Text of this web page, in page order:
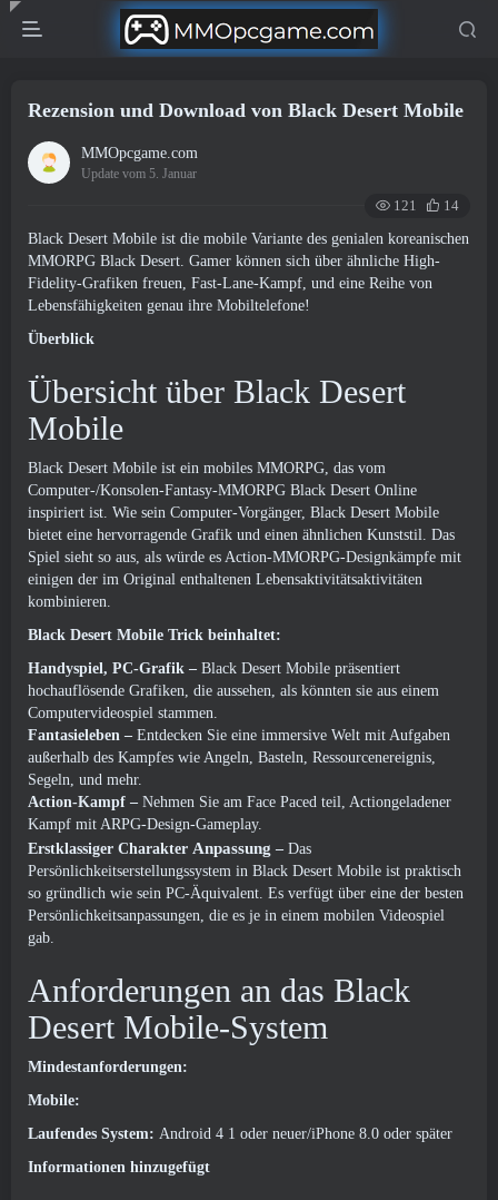
Rezension und Download von Black Desert Mobile
MMOpcgame.com
Update vom 5. Januar
121
14
Black Desert Mobile ist die mobile Variante des genialen koreanischen
MMORPG Black Desert. Gamer können sich über ähnliche High-
Fidelity-Grafiken freuen, Fast-Lane-Kampf, und eine Reihe von
Lebensfähigkeiten genau ihre Mobiltelefone!
Überblick
Übersicht über Black Desert
Mobile
Black Desert Mobile ist ein mobiles MMORPG, das vom
Computer-/Konsolen-Fantasy-MMORPG Black Desert Online
inspiriert ist. Wie sein Computer-Vorgänger, Black Desert Mobile
bietet eine hervorragende Grafik und einen ähnlichen Kunststil. Das
Spiel sieht so aus, als würde es Action-MMORPG-Designkämpfe mit
einigen der im Original enthaltenen Lebensaktivitätsaktivitäten
kombinieren.
Black Desert Mobile Trick beinhaltet:
Handyspiel, PC-Grafik – Black Desert Mobile präsentiert
hochauflösende Grafiken, die aussehen, als könnten sie aus einem
Computervideospiel stammen.
Fantasieleben – Entdecken Sie eine immersive Welt mit Aufgaben
außerhalb des Kampfes wie Angeln, Basteln, Ressourcenereignis,
Segeln, und mehr.
Action-Kampf – Nehmen Sie am Face Paced teil, Actiongeladener
Kampf mit ARPG-Design-Gameplay.
Erstklassiger Charakter Anpassung – Das
Persönlichkeitserstellungssystem in Black Desert Mobile ist praktisch
so gründlich wie sein PC-Äquivalent. Es verfügt über eine der besten
Persönlichkeitsanpassungen, die es je in einem mobilen Videospiel
gab.
Anforderungen an das Black
Desert Mobile-System
Mindestanforderungen:
Mobile:
Laufendes System: Android 4 1 oder neuer/iPhone 8.0 oder später
Informationen hinzugefügt